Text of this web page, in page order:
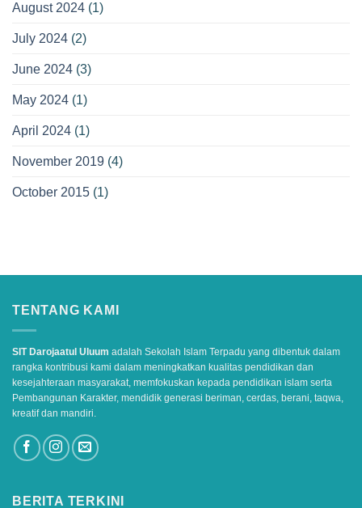
August 2024 (1)
July 2024 (2)
June 2024 (3)
May 2024 (1)
April 2024 (1)
November 2019 (4)
October 2015 (1)
TENTANG KAMI
SIT Darojaatul Uluum adalah Sekolah Islam Terpadu yang dibentuk dalam
rangka kontribusi kami dalam meningkatkan kualitas pendidikan dan
kesejahteraan masyarakat, memfokuskan kepada pendidikan islam serta
Pembangunan Karakter, mendidik generasi beriman, cerdas, berani, taqwa,
kreatif dan mandiri.
BERITA TERKINI